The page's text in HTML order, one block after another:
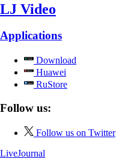
LJ Video
Applications
Download
Huawei
RuStore
Follow us:
Follow us on Twitter
LiveJournal